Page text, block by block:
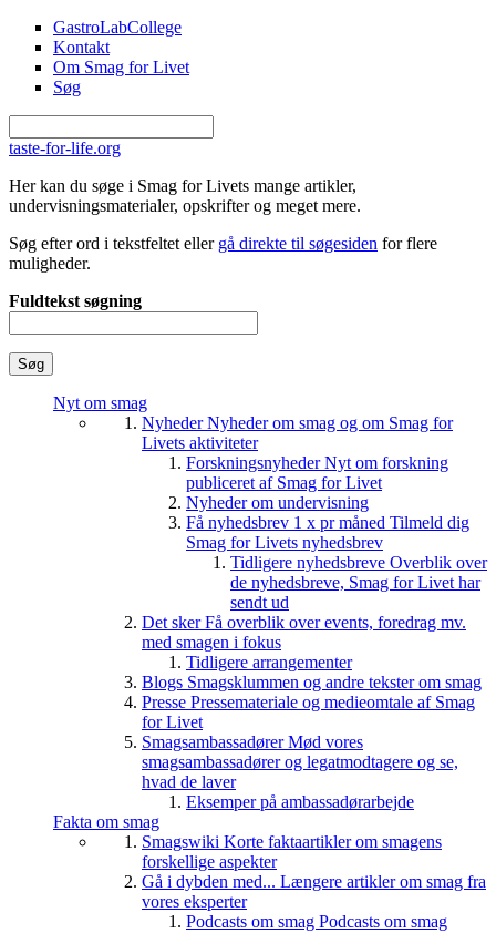
Gå til hovedindhold
GastroLabCollege
Kontakt
Om Smag for Livet
Søg
taste-for-life.org
Her kan du søge i Smag for Livets mange artikler,
undervisningsmaterialer, opskrifter og meget mere.
Søg efter ord i tekstfeltet eller gå direkte til søgesiden for flere
muligheder.
Fuldtekst søgning
Nyt om smag
NyhederNyheder om smag og om Smag for
Livets aktiviteter
ForskningsnyhederNyt om forskning
publiceret af Smag for Livet
Nyheder om undervisning
Få nyhedsbrev 1 x pr måned Tilmeld dig
Smag for Livets nyhedsbrev
Tidligere nyhedsbreve Overblik over
de nyhedsbreve, Smag for Livet har
sendt ud
Det skerFå overblik over events, foredrag mv.
med smagen i fokus
Tidligere arrangementer
Blogs Smagsklummen og andre tekster om smag
Presse Pressemateriale og medieomtale af Smag
for Livet
SmagsambassadørerMød vores
smagsambassadører og legatmodtagere og se,
hvad de laver
Eksemper på ambassadørarbejde
Fakta om smag
Smagswiki Korte faktaartikler om smagens
forskellige aspekter
Gå i dybden med... Længere artikler om smag fra
vores eksperter
Podcasts om smag Podcasts om smag